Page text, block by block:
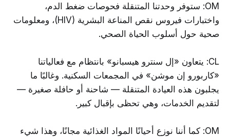
OM: ستوفر وحدتنا المتنقلة فحوصات ضغط الدم،
واختبارات فيروس نقص المناعة البشرية (HIV)، ومعلومات
صحية حول أسلوب الحياة الصحي.
CL: يتعاون «إل سنترو هيسبانو» بانتظام مع فعالياتنا
«كاربورو إن موشن» في المجمعات السكنية. وغالبًا ما
يجلبون هذه العيادة المتنقلة — شاحنة أو حافلة صغيرة —
لتقديم الخدمات، وهي تحظى بإقبال كبير.
OM: كما أننا نوزع أحيانًا المواد الغذائية مجانًا، وهذا شيء